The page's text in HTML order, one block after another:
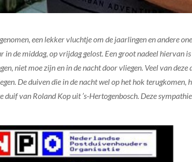
een lekker vluchtje om de jaarlingen en andere
de middag, op vrijdag gelost. Een groot nadeel hiervan
niet moe zijn en in de nacht door vliegen. Veel van
De duiven die in de nacht wel op het hok terugkomen,
duif van Roland Kop uit ’s-Hertogenbosch. Deze